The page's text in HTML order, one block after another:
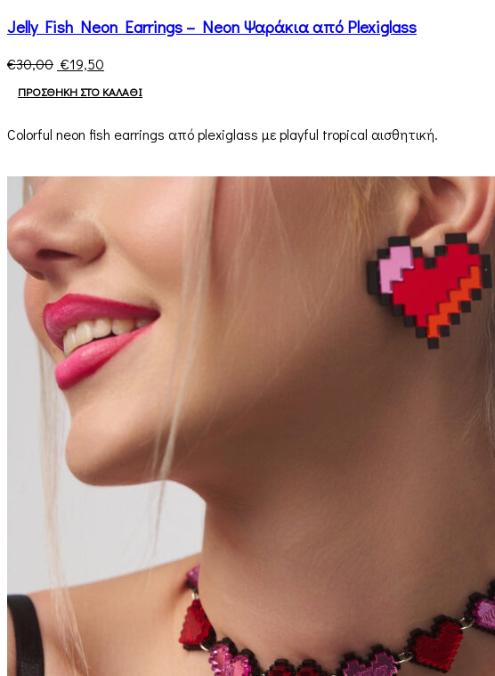
Jelly Fish Neon Earrings – Neon Ψαράκια από Plexiglass
€30,00 €19,50
ΠΡΟΣΘΉΚΗ ΣΤΟ ΚΑΛΆΘΙ
Colorful neon fish earrings από plexiglass με playful tropical αισθητική.